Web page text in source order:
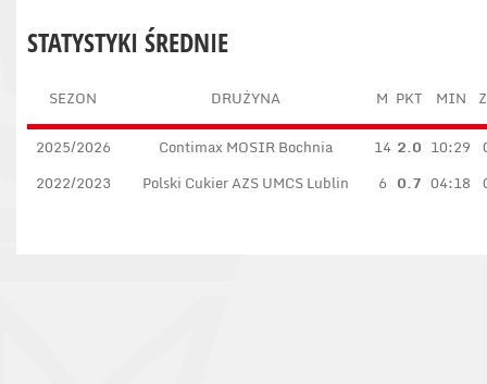
STATYSTYKI ŚREDNIE
SEZON DRUŻYNA M PKT MIN
2025/2026 Contimax MOSIR Bochnia 14 2.0 10:29
2022/2023
Polski Cukier AZS UMCS Lublin 6 0.7 04:18